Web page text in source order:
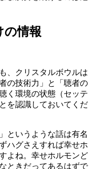
の情報
、クリスタルボウルは
の技術力」と「聴者の
く環境の状態（セッテ
を認識しておいてくだ
というような話は有名
ハグさえすれば幸せホ
よね。幸せホルモンど
ときだってあるはずで